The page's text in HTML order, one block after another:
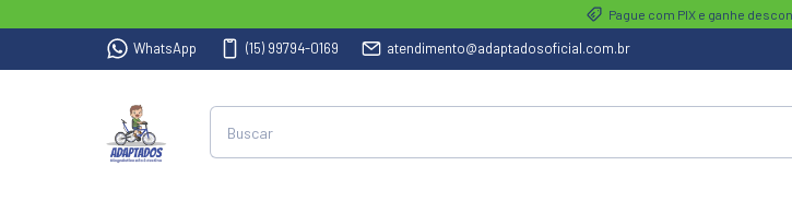
Pague com PIX e ganhe
WhatsApp (15) 99794-0169 atendimento@adaptadosoficial.com.br